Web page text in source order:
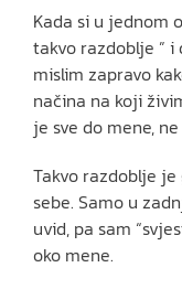
Kada si u jednom
takvo razdoblje ” i
mislim zapravo
načina na koji
je sve do mene,
Takvo razdoblje
sebe. Samo u
uvid, pa sam
oko mene.